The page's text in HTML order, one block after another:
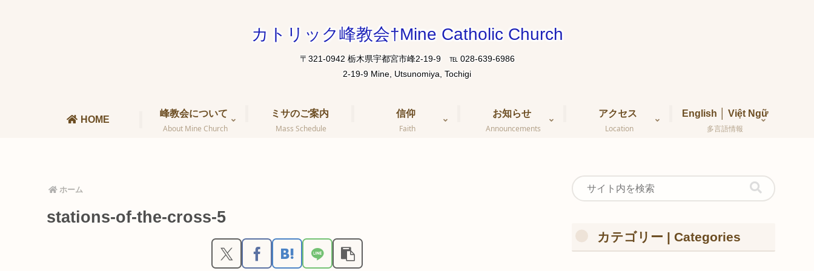
カトリック峰教会†Mine Catholic Church
〒321-0942 栃木県宇都宮市峰2-19-9 ℡ 028-639-6986
HOME
峰教会について
About Mine Church
ミサのご案内
Mass Schedule
信仰
Faith
お知らせ
Announcements
アクセス
Location
English │ Việt Ngữ
多言語情報
ホーム
stations-of-the-cross-5
カテゴリー | Categories